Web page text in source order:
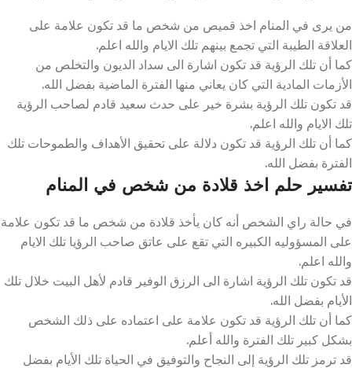
من يرى في المنام اخذ قميص من شخص ما قد تكون علامة على
العلاقة الطيبة التي تجمع بينهم تلك الايام والله اعلم.
كما أن تلك الرؤية قد تكون اشارة الى سداد الديون والتخلص من
الأزمات المادية التي كان يعاني منها الفترة الماضية بفضل الله.
قد تكون تلك الرؤية بشرة خير على حدث سعيد قادم لصاحب الرؤية
تلك الايام والله اعلم.
كما أن تلك الرؤية قد تكون دلالة على تحقيق الأهداف والطموحات تلك
الفترة بفضل الله.
تفسير حلم اخذ قلادة من شخص في المنام
في حالة راي الشخص أنه كان يأخذ قلادة من شخص ما قد تكون علامة
على المسؤوليه الكبيره التي تقع على عاتق صاحب الرؤيا تلك الايام
والله اعلم.
قد تكون تلك الرؤية اشارة الى الرزق الوفير قادم لأهل البيت خلال تلك
الأيام بفضل الله.
كما أن تلك الرؤية قد تكون علامة على اعتماده على ذلك الشخص
بشكل كبير تلك الفترة والله أعلم.
قد ترمز تلك الرؤية إلى النجاح والتوفيق في الحياة تلك الأيام بفضل